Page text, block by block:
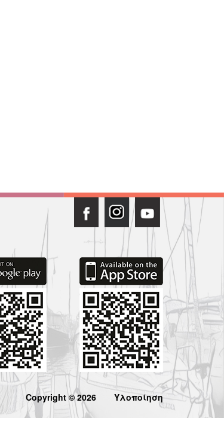
Copyright © 2026 Υλοποίηση